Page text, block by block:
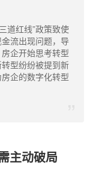
道红线”政策致使
流出现问题，导
企开始思考转型
型纷纷被提到新
企的数字化转型
主动破局